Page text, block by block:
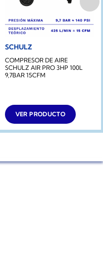
SCHULZ
COMPRESOR DE AIRE
SCHULZ AIR PRO 3HP 100L
9,7BAR 15CFM
VER PRODUCTO